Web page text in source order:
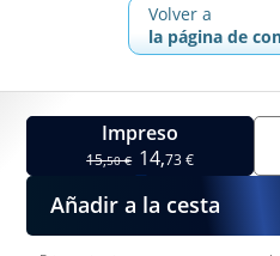
Volver a
la página de
Impreso
15,50 € 14,73 €
Añadir a la cesta